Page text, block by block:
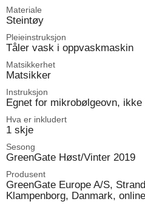
Materiale
Steintøy
Pleieinstruksjon
Tåler vask i oppvaskmaskin
Matsikkerhet
Matsikker
Instruksjon
Egnet for mikrobølgeovn, ikke
Hva er inkludert
1 skje
Sesong
GreenGate Høst/Vinter 2019
Produsent
GreenGate Europe A/S,
Klampenborg, Danmark,